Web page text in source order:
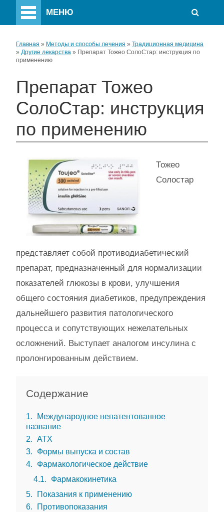
МЕНЮ
Главная » Методы и способы лечения » Традиционная медицина
» Другие лекарства » Препарат Тожео СолоСтар: инструкция по
применению
Препарат Тожео
СолоСтар: инструкция
по применению
Тожео
Солостар
представляет собой противодиабетический
препарат, предназначенный для нормализации
показателей глюкозы в крови, улучшения
общего состояния диабетиков, предупреждения
дальнейшего развития патологического
процесса и сопутствующих нежелательных
осложнений. Выступает аналогом инсулина с
пролонгированным действием.
Содержание
1
Международное непатентованное
название
2
АТХ
3
Формы выпуска и состав
4
Фармакологическое действие
4.1
Фармакокинетика
5
Показания к применению
6
Противопоказания